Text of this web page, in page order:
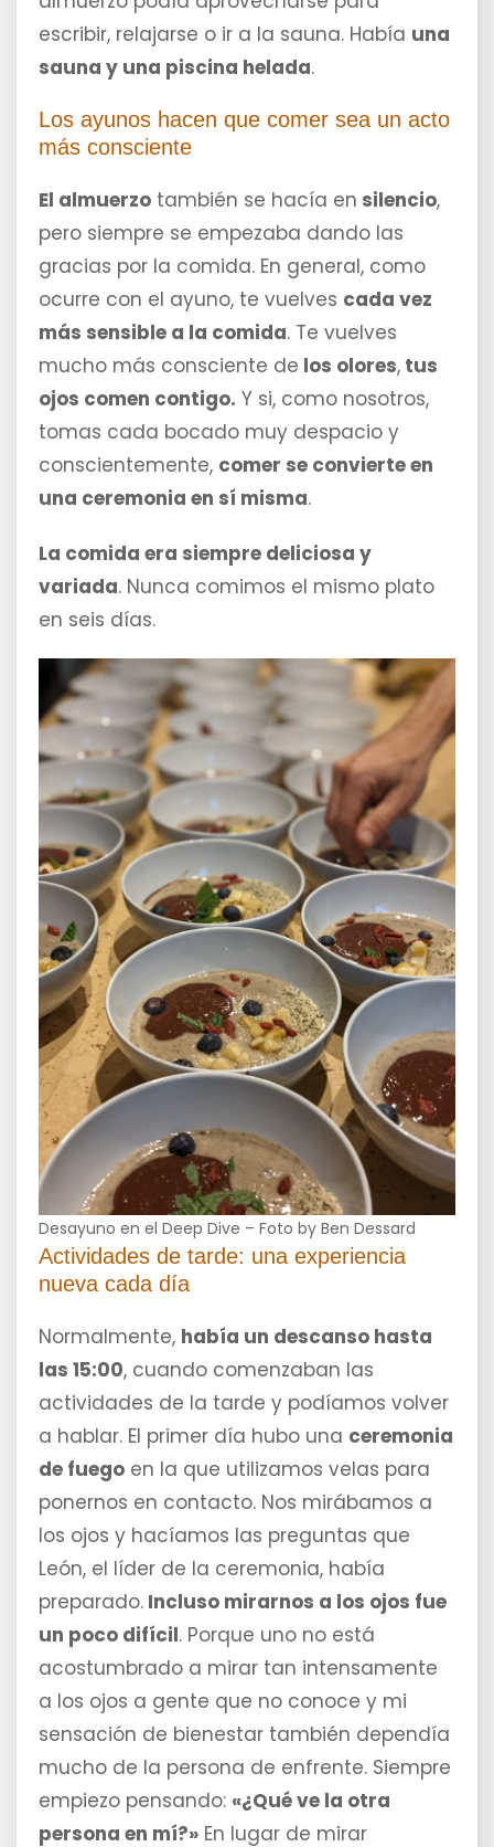
escribir, relajarse o ir a la sauna. Había una
sauna y una piscina helada.
Los ayunos hacen que comer sea un acto
más consciente
El almuerzo también se hacía en silencio,
pero siempre se empezaba dando las
gracias por la comida. En general, como
ocurre con el ayuno, te vuelves cada vez
más sensible a la comida. Te vuelves
mucho más consciente de los olores, tus
ojos comen contigo. Y si, como nosotros,
tomas cada bocado muy despacio y
conscientemente, comer se convierte en
una ceremonia en sí misma.
La comida era siempre deliciosa y
variada. Nunca comimos el mismo plato
en seis días.
Desayuno en el Deep Dive – Foto by Ben Dessard
Actividades de tarde: una experiencia
nueva cada día
Normalmente, había un descanso hasta
las 15:00, cuando comenzaban las
actividades de la tarde y podíamos volver
a hablar. El primer día hubo una ceremonia
de fuego en la que utilizamos velas para
ponernos en contacto. Nos mirábamos a
los ojos y hacíamos las preguntas que
León, el líder de la ceremonia, había
preparado. Incluso mirarnos a los ojos fue
un poco difícil. Porque uno no está
acostumbrado a mirar tan intensamente
a los ojos a gente que no conoce y mi
sensación de bienestar también dependía
mucho de la persona de enfrente. Siempre
empiezo pensando: «¿Qué ve la otra
persona en mí?» En lugar de mirar